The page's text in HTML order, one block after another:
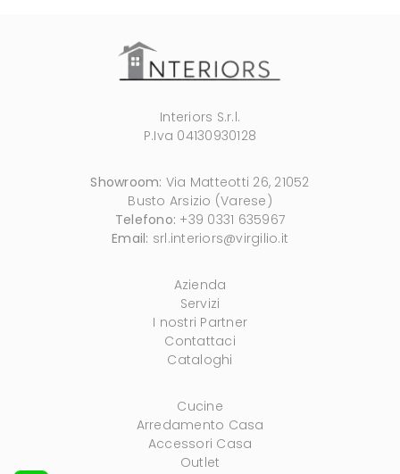
Interiors S.r.l.
P.Iva 04130930128
Showroom: Via Matteotti 26, 21052
Busto Arsizio (Varese)
Telefono: +39 0331 635967
Email: srl.interiors@virgilio.it
Azienda
Servizi
I nostri Partner
Contattaci
Cataloghi
Cucine
Arredamento Casa
Accessori Casa
Outlet